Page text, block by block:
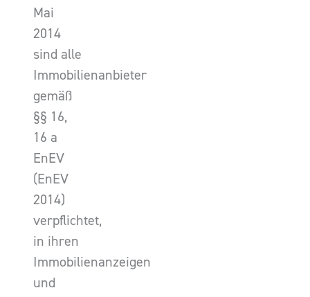
Mai
2014
sind alle
Immobilienanbieter
gemäß
§§ 16,
16 a
EnEV
(EnEV
2014)
verpflichtet,
in ihren
Immobilienanzeigen
und